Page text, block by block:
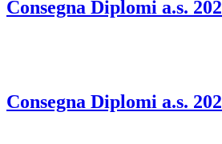
Consegna Diplomi a.s.
Consegna Diplomi a.s.